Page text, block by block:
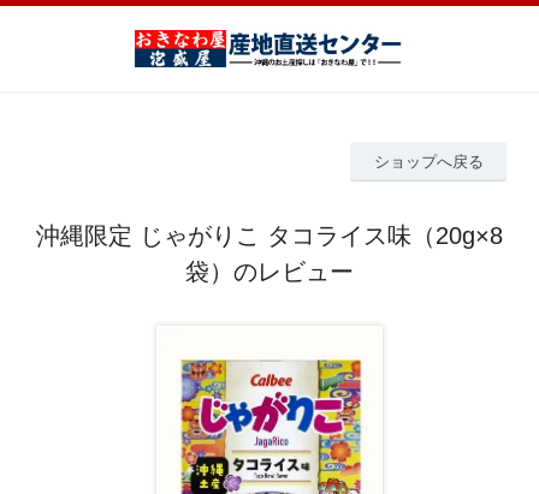
ショップへ戻る
沖縄限定 じゃがりこ タコライス味（20g×8
袋）のレビュー